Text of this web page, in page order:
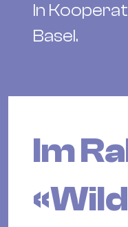
In
Basel.
Im